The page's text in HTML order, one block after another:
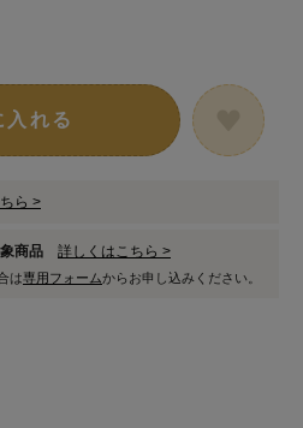
入れる
ら >
象商品 詳しくはこちら >
は専用フォームからお申し込みください。